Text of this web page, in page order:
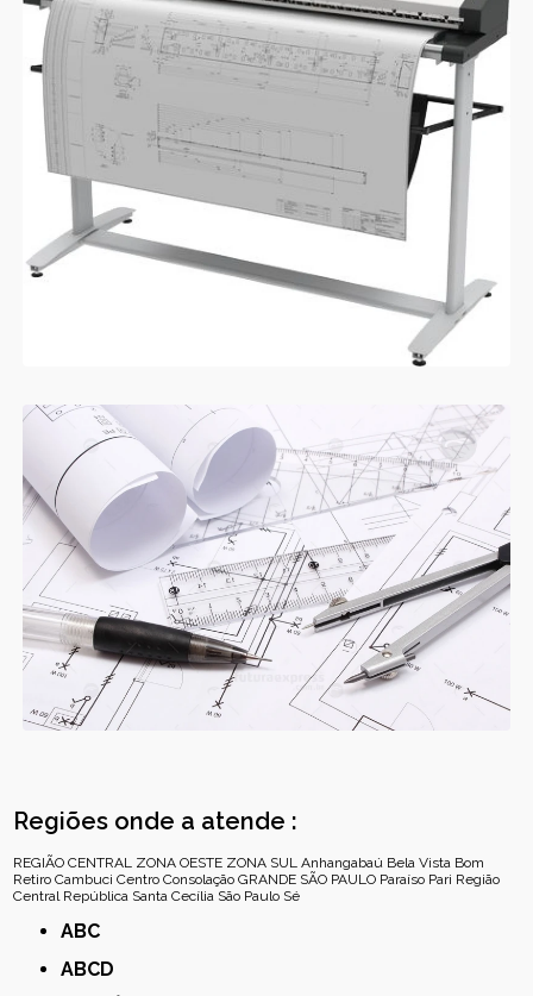
Regiões onde a atende :
REGIÃO CENTRAL ZONA OESTE ZONA SUL Anhangabaú Bela Vista Bom
Retiro Cambuci Centro Consolação GRANDE SÃO PAULO Paraíso Pari Região
Central República Santa Cecília São Paulo Sé
ABC
ABCD